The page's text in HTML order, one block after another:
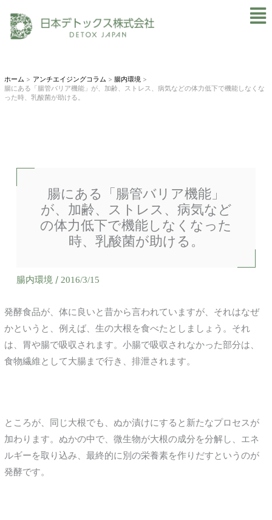
ッ
ホーム アンチエイジングコラム
腸内環境
腸にある「腸管バリア機能」が、加齢、ストレス、病気などの体力低下で機能しなくな
った時、乳酸菌が助ける。
腸にある「腸管バリア機能」
が、加齢、ストレス、病気など
の体力低下で機能しなくなった
時、乳酸菌が助ける。
腸内環境 / 2016/3/15
発酵食品が、体に良いと昔から言われていますが、それはなぜ
かというと、例えば、生の大根を食べたとしましょう。それ
は、胃や腸で吸収されます。小腸で吸収されなかった部分は、
食物繊維として大腸まで行き、排泄されます。
ところが、同じ大根でも、ぬか漬けにすると新たなプロセスが
加わります。ぬかの中で、微生物が大根の成分を分解し、エネ
ルギーを取り込み、最終的に別の栄養素を作りだすというのが
発酵です。